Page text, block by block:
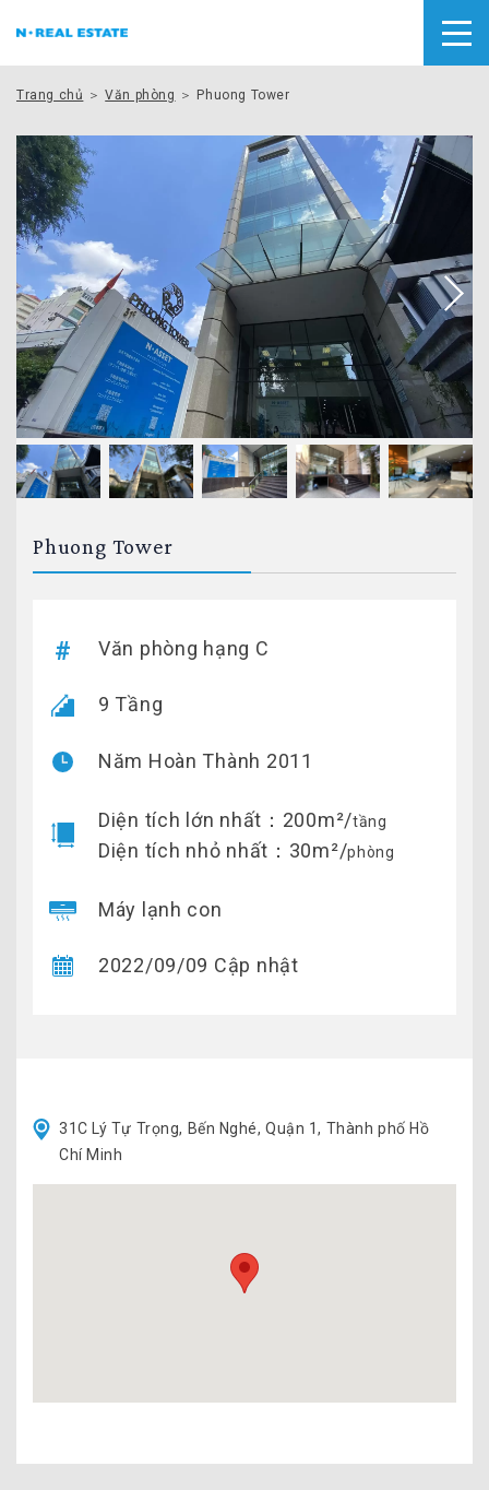
Trang chủ ＞Văn phòng ＞ Phuong Tower
Phuong Tower
Văn phòng hạng C
9 Tầng
Năm Hoàn Thành 2011
Diện tích lớn nhất：200m²/tầng
Diện tích nhỏ nhất：30m²/phòng
Máy lạnh con
2022/09/09 Cập nhật
31C Lý Tự Trọng, Bến Nghé, Quận 1, Thành phố Hồ
Chí Minh